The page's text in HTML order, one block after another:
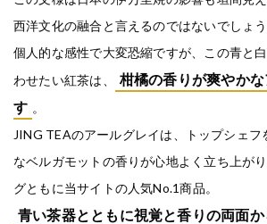
西洋文化の融合と言えるのではないでしょう
個人的な感性で大変恐縮ですが、この青と
わせたい紅茶は、
柑橘の香りが爽やか
す 。
JING TEAのアールグレイは、トップシェ
なベルガモットの香りが心地よく立ち上が
グともに当サイトの人気No.1商品。
青い茶器とともに視覚と香りの両面